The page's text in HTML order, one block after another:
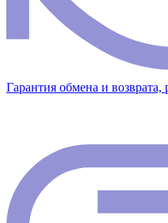
Гарантия обмена и возврата,